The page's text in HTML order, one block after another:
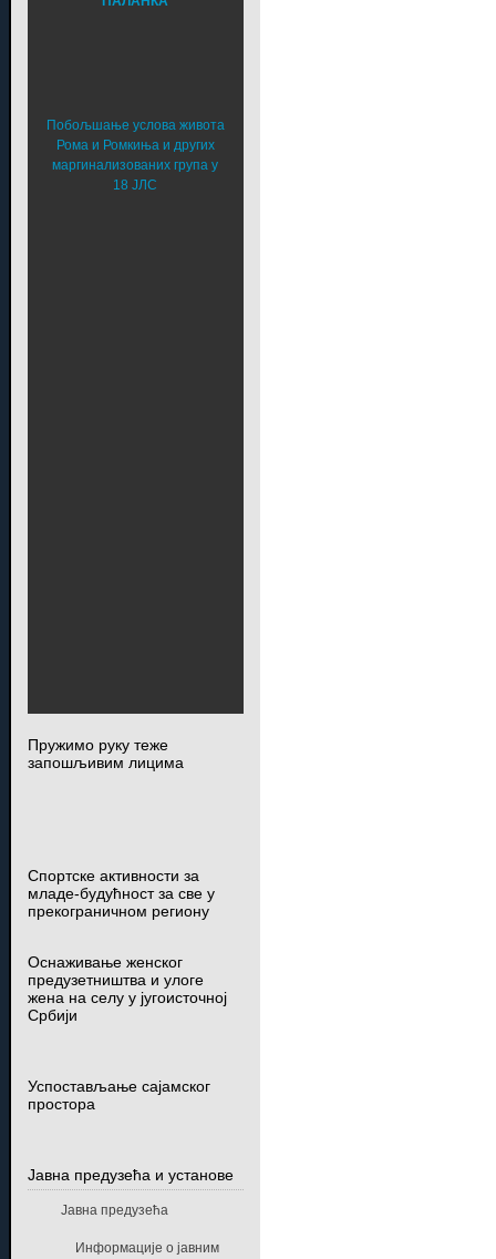
Побољшање услова живота
Рома и Ромкиња и других
маргинализованих група у
18 ЈЛС
Пружимо руку теже
запошљивим лицима
Спортске активности за
младе-будућност за све у
прекограничном региону
Оснаживање женског
предузетништва и улоге
жена на селу у југоисточној
Србији
Успостављање сајамског
простора
Јавна предузећа и установе
Јавна предузећа
Информације о јавним